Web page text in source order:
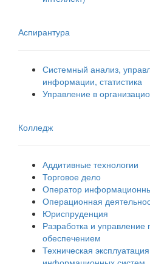
Аспирантура
Системный анализ,
информации, статистика
Управление в
Колледж
Аддитивные технологии
Торговое дело
Оператор
Операционная
Юриспруденция
Разработка и
обеспечением
Техническая